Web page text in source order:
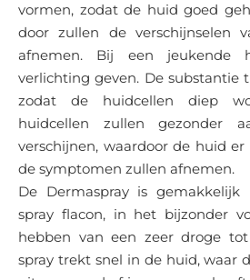
vormen, zodat de huid goed
door zullen de verschijnselen
afnemen. Bij een jeukende
verlichting geven. De substantie
zodat de huidcellen diep
huidcellen zullen gezonder
verschijnen, waardoor de huid
de symptomen zullen afnemen.
De Dermaspray is
spray flacon, in het bijzonder
hebben van een zeer droge
spray trekt snel in de huid, waar